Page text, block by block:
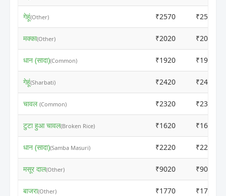
गेहूं(Other) ₹2570 ₹2550
मक्का(Other) ₹2020 ₹2000
धान (सादा)(Common) ₹1920 ₹1900
गेहूं(Sharbati) ₹2420 ₹2400
चावल (Common) ₹2320 ₹2300
टुटा हुआ चावल(Broken Rice) ₹1620 ₹1600
धान (सादा)(Samba Masuri) ₹2220 ₹2200
मसूर दाल(Other) ₹9020 ₹9000
बाजरा(Other) ₹1770 ₹1750